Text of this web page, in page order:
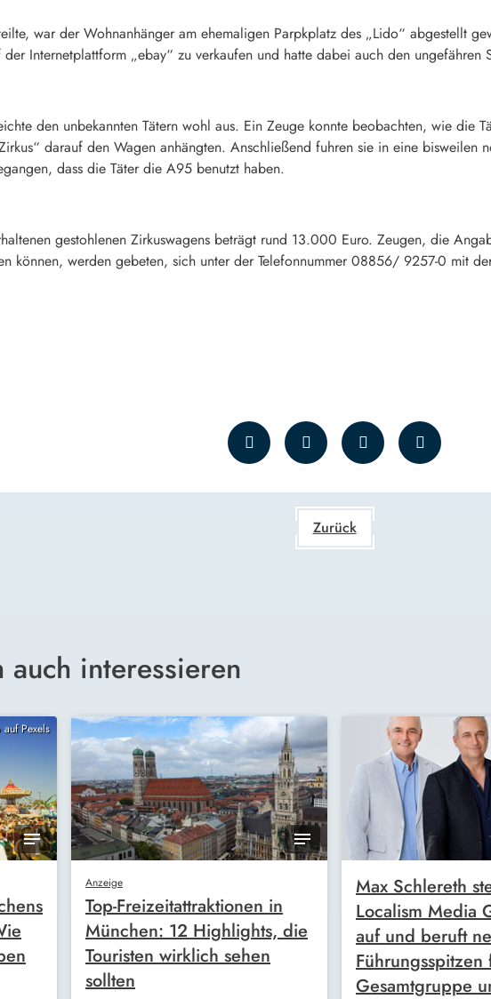
war der Wohnanhänger am ehemaligen Parpkplatz des „Lido“ abgestellt
Internetplattform „ebay“ zu verkaufen und hatte dabei auch den ungefähren
den unbekannten Tätern wohl aus. Ein Zeuge konnte beobachten, wie die
darauf den Wagen anhängten. Anschließend fuhren sie in eine bisweilen
dass die Täter die A95 benutzt haben.
gestohlenen Zirkuswagens beträgt rund 13.000 Euro. Zeugen, die
können, werden gebeten, sich unter der Telefonnummer 08856/ 9257-0 mit
Zurück
auch interessieren
auf Pexels
Anzeige
Top-Freizeitattraktionen in
München: 12 Highlights, die
Touristen wirklich sehen
sollten
Max Schlereth
Localism Media
auf und beruft
Führungsspitzen
Gesamtgruppe